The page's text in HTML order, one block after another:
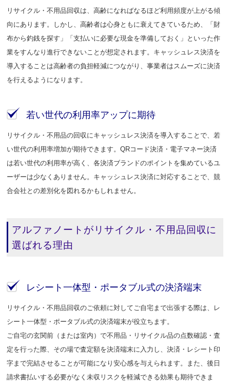
リサイクル・不用品回収は、高齢になればなるほど利用頻度が上がる傾
向にあります。しかし、高齢者は心身ともに衰えてきているため、「財
布から釣銭を探す」「支払いに必要な現金を準備しておく」といった作
業をすんなり進行できないことが想定されます。キャッシュレス決済を
導入することは高齢者の負担軽減につながり、事業者はスムーズに決済
を行えるようになります。
若い世代の利用率アップに期待
リサイクル・不用品の回収にキャッシュレス決済を導入することで、若
い世代の利用率増加が期待できます。QRコード決済・電子マネー決済
は若い世代の利用率が高く、各決済ブランドのポイントを集めているユ
ーザーは少なくありません。キャッシュレス決済に対応することで、競
合会社との差別化を図れるかもしれません。
アルファノートがリサイクル・不用品回収に
選ばれる理由
レシート一体型・ポータブル式の決済端末
リサイクル・不用品回収のご依頼に対してご自宅まで出張する際は、レ
シート一体型・ポータブル式の決済端末が役立ちます。
ご自宅の玄関前（または室内）で不用品・リサイクル品の点数確認・査
定を行った際、その場で査定額を決済端末に入力し、決済・レシート印
字まで完結させることが可能になり安心感を与えられます。また、後日
請求書払いする必要がなく未収リスクを軽減できる効果も期待できま